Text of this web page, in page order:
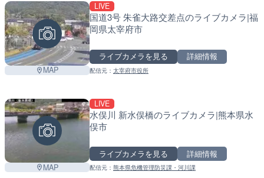
MAP
LIVE
国道3号 朱雀大路交差点のライブカメラ|福
岡県太宰府市
ライブカメラを見る 詳細情報
配信元： 太宰府市役所
MAP
LIVE
水俣川 新水俣橋のライブカメラ|熊本県水
俣市
ライブカメラを見る 詳細情報
配信元： 熊本県危機管理防災課・河川課